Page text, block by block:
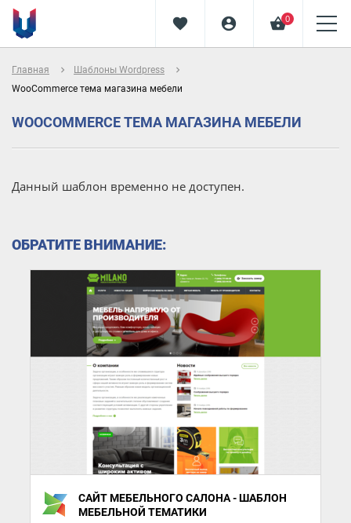
favorite account_circle shopping_basket0
Главная navigate_next Шаблоны Wordpress
navigate_next
WooCommerce тема магазина мебели
WOOCOMMERCE ТЕМА МАГАЗИНА МЕБЕЛИ
Данный шаблон временно не доступен.
ОБРАТИТЕ ВНИМАНИЕ:
САЙТ МЕБЕЛЬНОГО САЛОНА - ШАБЛОН
МЕБЕЛЬНОЙ ТЕМАТИКИ